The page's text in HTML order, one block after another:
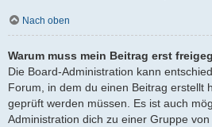
Nach oben
Warum muss mein Beitrag erst
Die Board-Administration kann
Forum, in dem du einen Beitrag erstellt
geprüft werden müssen. Es ist auch
Administration dich zu einer Gruppe